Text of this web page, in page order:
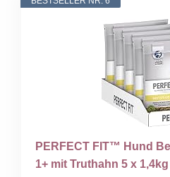
PERFECT FIT™ Hund
1+ mit Truthahn 5 x 1,4kg